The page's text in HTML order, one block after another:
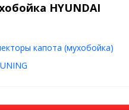
сохраняя краску капота
дорого), бережет ваши
HYUNDAI
капота (мухобойка)